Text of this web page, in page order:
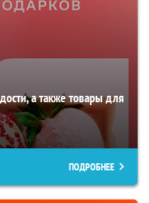
а также товары для
ПОДРОБНЕЕ